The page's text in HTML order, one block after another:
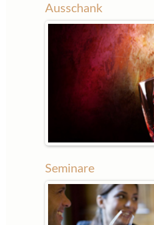
Ausschank
Seminare